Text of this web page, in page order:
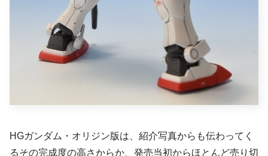
HGガンダム・オリジン版は、紹介写真からも伝わってく
るその完成度の高さからか、発売当初からほとんど売り切